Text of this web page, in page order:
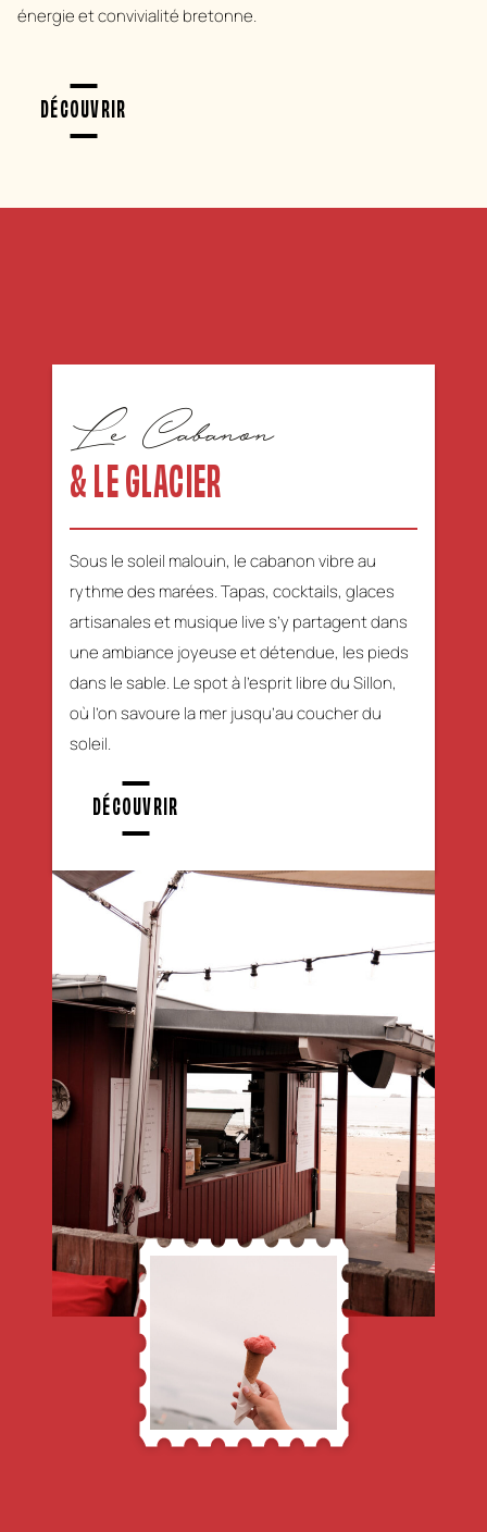
énergie et convivialité bretonne.
DÉCOUVRIR
Le Cabanon
& LE GLACIER
Sous le soleil malouin, le cabanon vibre au
rythme des marées. Tapas, cocktails, glaces
artisanales et musique live s’y partagent dans
une ambiance joyeuse et détendue, les pieds
dans le sable. Le spot à l’esprit libre du Sillon,
où l’on savoure la mer jusqu’au coucher du
soleil.
DÉCOUVRIR